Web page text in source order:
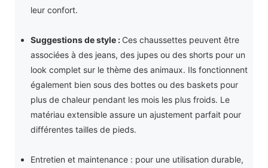
leur confort.
Suggestions de style : Ces chaussettes peuvent être
associées à des jeans, des jupes ou des shorts pour un
look complet sur le thème des animaux. Ils fonctionnent
également bien sous des bottes ou des baskets pour
plus de chaleur pendant les mois les plus froids. Le
matériau extensible assure un ajustement parfait pour
différentes tailles de pieds.
Entretien et maintenance : pour une utilisation durable,